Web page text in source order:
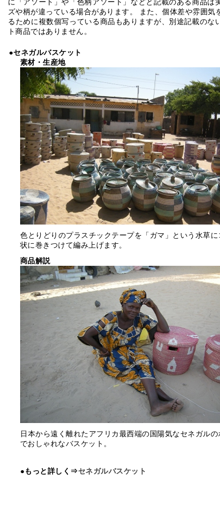
に「アソート」や「色柄アソート」などと記載のある商品は
ズや柄が違っている場合があります。 また、個体差や雰囲気
るために複数個写っている商品もありますが、別途記載のな
ト商品ではありません。
●セネガルバスケット
素材・生産地
色とりどりのプラスチックテープを「ガマ」という水草
状に巻きつけて編み上げます。
商品解説
日本から遠く離れたアフリカ最西端の国陽気なセネガル
でおしゃれなバスケット。
●もっと詳しく⇒セネガルバスケット